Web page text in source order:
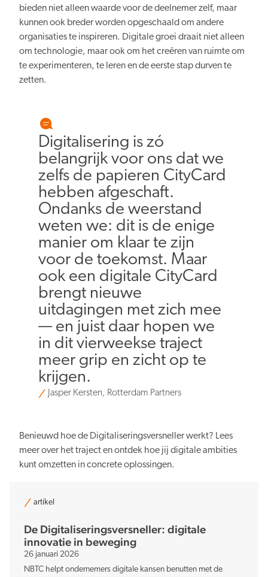
bieden niet alleen waarde voor de deelnemer zelf, maar
kunnen ook breder worden opgeschaald om andere
organisaties te inspireren. Digitale groei draait niet alleen
om technologie, maar ook om het creëren van ruimte om
te experimenteren, te leren en de eerste stap durven te
zetten.
Digitalisering is zó
belangrijk voor ons dat we
zelfs de papieren CityCard
hebben afgeschaft.
Ondanks de weerstand
weten we: dit is de enige
manier om klaar te zijn
voor de toekomst. Maar
ook een digitale CityCard
brengt nieuwe
uitdagingen met zich mee
— en juist daar hopen we
in dit vierweekse traject
meer grip en zicht op te
krijgen.
Jasper Kersten, Rotterdam Partners
Benieuwd hoe de Digitaliseringsversneller werkt? Lees
meer over het traject en ontdek hoe jij digitale ambities
kunt omzetten in concrete oplossingen.
artikel
De Digitaliserings­versneller: digitale
innovatie in beweging
26 januari 2026
NBTC helpt ondernemers digitale kansen benutten met de